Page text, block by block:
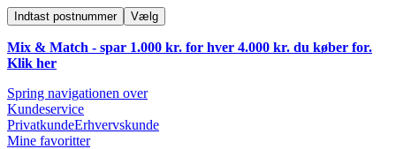
Indtast postnummer Vælg
Mix & Match - spar 1.000 kr. for hver 4.000 kr. du køber for.
Klik her
Spring navigationen over
Kundeservice
PrivatkundeErhvervskunde
Mine favoritter